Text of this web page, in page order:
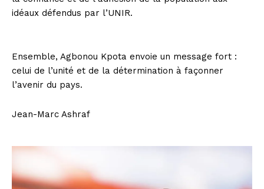
idéaux défendus par l’UNIR.
Ensemble, Agbonou Kpota envoie un message fort :
celui de l’unité et de la détermination à façonner
l’avenir du pays.
Jean-Marc Ashraf